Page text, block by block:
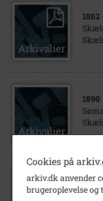
1862
1890
2005
Cookies på
arkiv.dk anvender
brugeroplevelse